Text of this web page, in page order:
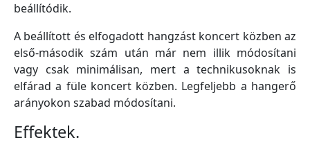
beállítódik.
A beállított és elfogadott hangzást koncert közben az
első-második szám után már nem illik módosítani
vagy csak minimálisan, mert a technikusoknak is
elfárad a füle koncert közben. Legfeljebb a hangerő
arányokon szabad módosítani.
Effektek.